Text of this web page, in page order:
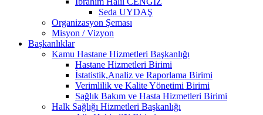
Seda UYDAŞ
Organizasyon Şeması
Misyon / Vizyon
Başkanlıklar
Kamu Hastane Hizmetleri Başkanlığı
Hastane Hizmetleri Birimi
İstatistik,Analiz ve Raporlama Birimi
Verimlilik ve Kalite Yönetimi Birimi
Sağlık Bakım ve Hasta Hizmetleri Birimi
Halk Sağlığı Hizmetleri Başkanlığı